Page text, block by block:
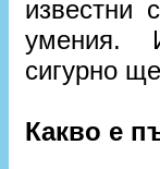
известни
умения.
сигурно
Какво е